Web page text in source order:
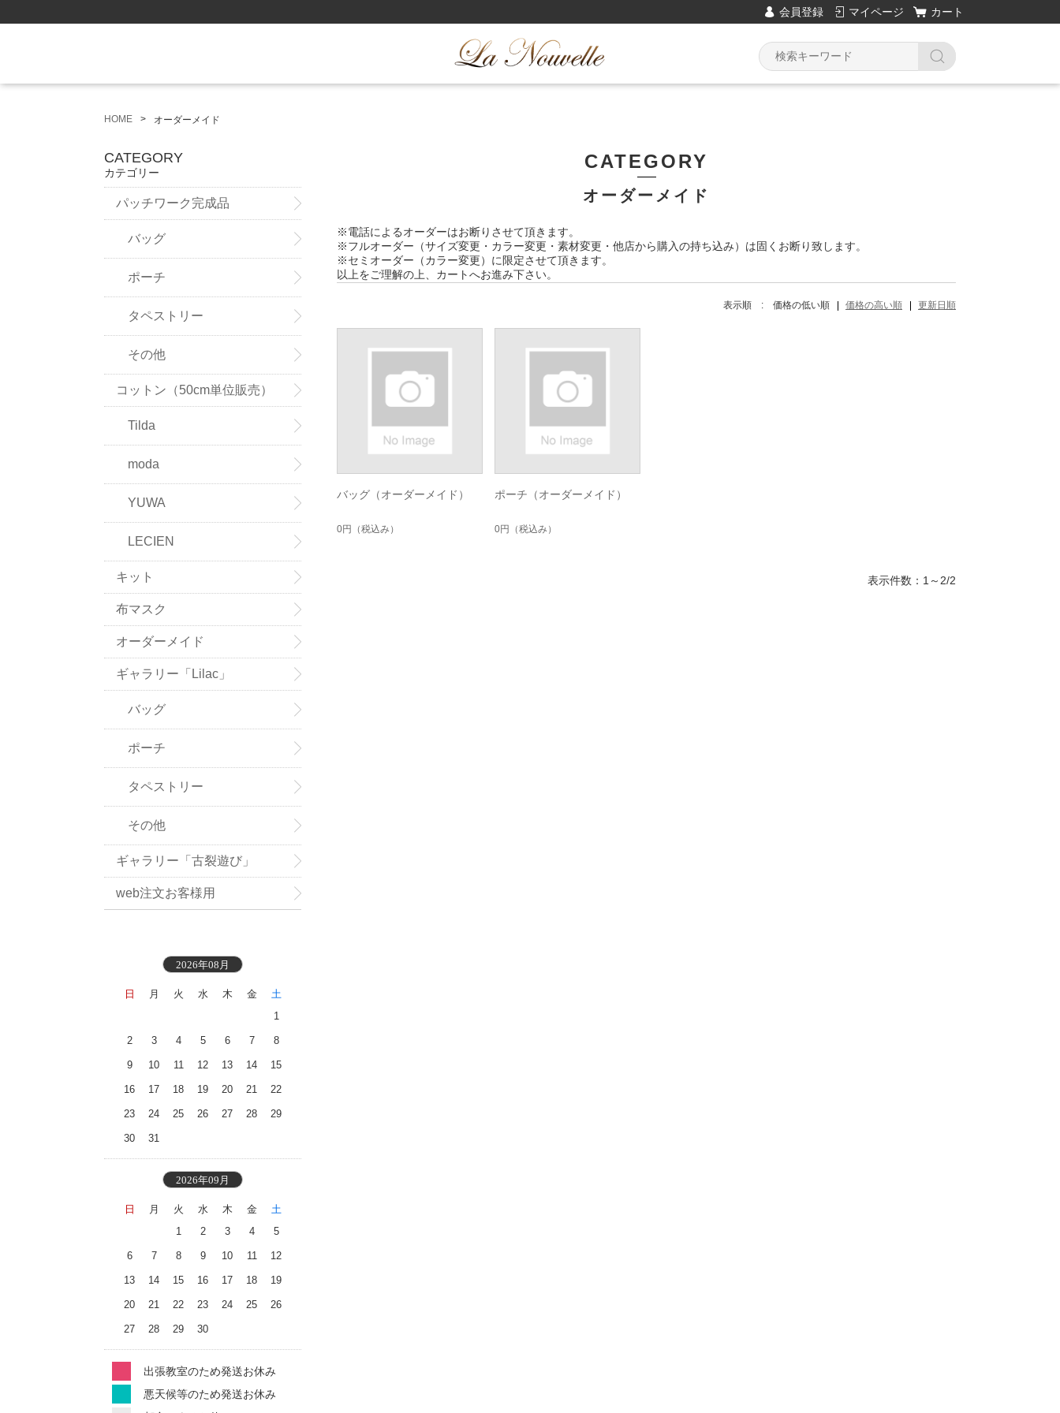
会員登録 マイページ カート
HOME オーダーメイド
CATEGORY
オーダーメイド
※電話によるオーダーはお断りさせて頂きます。
※フルオーダー（サイズ変更・カラー変更・素材変更・他店から購入の持ち込み）は固くお断り致します。
※セミオーダー（カラー変更）に限定させて頂きます。
以上をご理解の上、カートへお進み下さい。
表示順 : 価格の低い順 価格の高い順 更新日順
バッグ（オーダーメイド）
0円 （税込み）
ポーチ（オーダーメイド）
0円 （税込み）
表示件数：1～2/2
CATEGORY
カテゴリー
パッチワーク完成品
バッグ
ポーチ
タペストリー
その他
コットン（50cm単位販売）
Tilda
moda
YUWA
LECIEN
キット
布マスク
オーダーメイド
ギャラリー「Lilac」
バッグ
ポーチ
タペストリー
その他
ギャラリー「古裂遊び」
web注文お客様用
2026年08月
日 月 火 水 木 金
土
1
2 3 4 5 6 7 8
9 10 11 12 13 14 15
16 17 18 19 20 21 22
23 24 25 26 27 28 29
30 31
2026年09月
日 月 火 水 木 金
土
1
2 3 4 5
6 7 8 9 10 11 12
13 14 15 16 17 18 19
20 21 22 23 24 25 26
27 28 29 30
出張教室のため発送お休み
悪天候等のため発送お休み